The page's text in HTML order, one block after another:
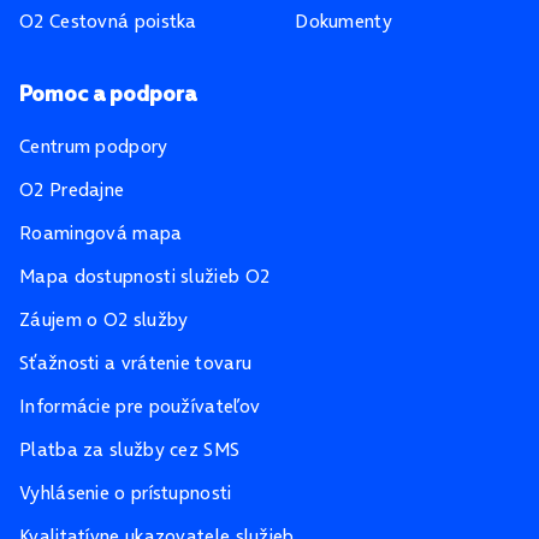
O2 Cestovná poistka Dokumenty
Pomoc a podpora
Centrum podpory
O2 Predajne
Roamingová mapa
Mapa dostupnosti služieb O2
Záujem o O2 služby
Sťažnosti a vrátenie tovaru
Informácie pre používateľov
Platba za služby cez SMS
Vyhlásenie o prístupnosti